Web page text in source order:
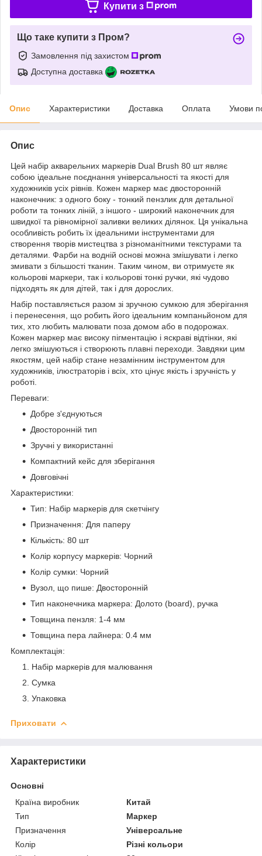
Купити з
Що таке купити з Пром?
Замовлення під захистом
Доступна доставка
Опис Характеристики Доставка Оплата Умови
Опис
Цей набір акварельних маркерів Dual Brush 80 шт являє
собою ідеальне поєднання універсальності та якості для
художників усіх рівнів. Кожен маркер має двосторонній
наконечник: з одного боку - тонкий пензлик для детальної
роботи та тонких ліній, з іншого - широкий наконечник для
швидкої та рівномірної заливки великих ділянок. Ця унікальна
особливість робить їх ідеальними інструментами для
створення творів мистецтва з різноманітними текстурами та
деталями. Фарби на водній основі можна змішувати і легко
змивати з більшості тканин. Таким чином, ви отримуєте як
кольорові маркери, так і кольорові тонкі ручки, які чудово
підходять як для дітей, так і для дорослих.
Набір поставляється разом зі зручною сумкою для зберігання
і перенесення, що робить його ідеальним компаньйоном для
тих, хто любить малювати поза домом або в подорожах.
Кожен маркер має високу пігментацію і яскраві відтінки, які
легко змішуються і створюють плавні переходи. Завдяки цим
якостям, цей набір стане незамінним інструментом для
художників, ілюстраторів і всіх, хто цінує якість і зручність у
роботі.
Переваги:
Добре з'єднуються
Двосторонній тип
Зручні у використанні
Компактний кейс для зберігання
Довговічні
Характеристики:
Тип: Набір маркерів для скетчінгу
Призначення: Для паперу
Кількість: 80 шт
Колір корпусу маркерів: Чорний
Колір сумки: Чорний
Вузол, що пише: Двосторонній
Тип наконечника маркера: Долото (board), ручка
Товщина пензля: 1-4 мм
Товщина пера лайнера: 0.4 мм
Комплектація:
Набір маркерів для малювання
Сумка
Упаковка
Приховати
Характеристики
Основні
Країна виробник
Китай
Тип
Маркер
Призначення
Універсальне
Колір
Різні кольори